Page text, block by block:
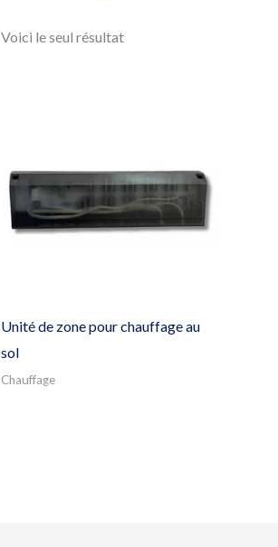
Voici le seul résultat
Unité de zone pour chauffage au
sol
Chauffage